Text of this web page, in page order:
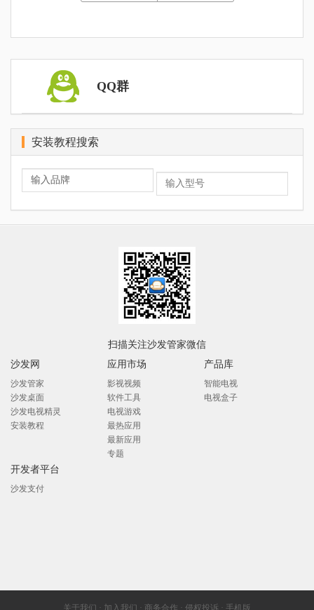
QQ群
安装教程搜索
扫描关注沙发管家微信
沙发网
沙发管家
沙发桌面
沙发电视精灵
安装教程
应用市场
影视视频
软件工具
电视游戏
最热应用
最新应用
专题
产品库
智能电视
电视盒子
开发者平台
沙发支付
关于我们 · 加入我们 · 商务合作 · 侵权投诉 · 手机版